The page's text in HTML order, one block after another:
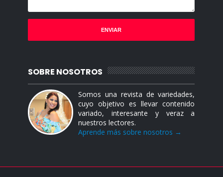
SOBRE NOSOTROS
Somos una revista de variedades,
cuyo objetivo es llevar contenido
variado, interesante y veraz a
nuestros lectores.
Aprende más sobre nosotros →